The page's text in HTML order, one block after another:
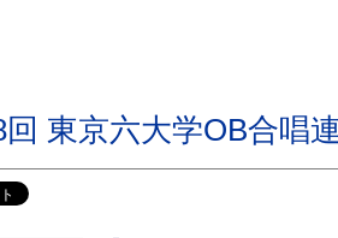
回 東京六大学OB合唱